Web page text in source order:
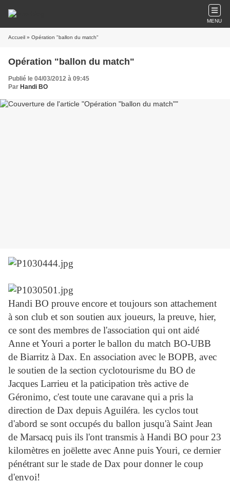
MENU
Accueil » Opération "ballon du match"
Opération "ballon du match"
Publié le 04/03/2012 à 09:45
Par Handi BO
Handi BO prouve encore et toujours son attachement
à son club et son soutien aux joueurs, la preuve, hier,
ce sont des membres de l'association qui ont aidé
Anne et Youri a porter le ballon du match BO-UBB
de Biarritz à Dax. En association avec le BOPB, avec
le soutien de la section cyclotourisme du BO de
Jacques Larrieu et la paticipation très active de
Géronimo, c'est toute une caravane qui a pris la
direction de Dax depuis Aguiléra. les cyclos tout
d'abord se sont occupés du ballon jusqu'à Saint Jean
de Marsacq puis ils l'ont transmis à Handi BO pour 23
kilomètres en joëlette avec Anne puis Youri, ce dernier
pénétrant sur le stade de Dax pour donner le coup
d'envoi!